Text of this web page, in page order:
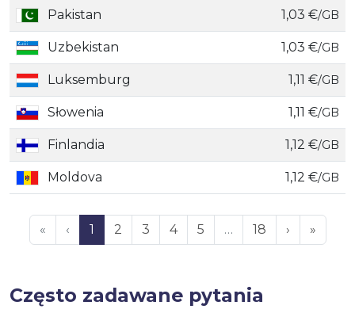
Pakistan 1,03 €/GB
Uzbekistan 1,03 €/GB
Luksemburg 1,11 €/GB
Słowenia 1,11 €/GB
Finlandia 1,12 €/GB
Moldova 1,12 €/GB
« ‹ 1 2 3 4 5 … 18 › »
Często zadawane pytania